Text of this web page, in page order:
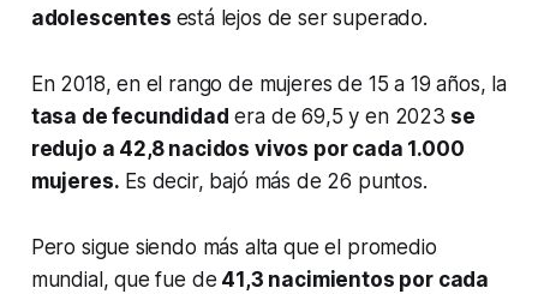
adolescentes está lejos de ser superado.
En 2018, en el rango de mujeres de 15 a 19 años, la
tasa de fecundidad era de 69,5 y en 2023 se
redujo a 42,8 nacidos vivos por cada 1.000
mujeres. Es decir, bajó más de 26 puntos.
Pero sigue siendo más alta que el promedio
mundial, que fue de 41,3 nacimientos por cada